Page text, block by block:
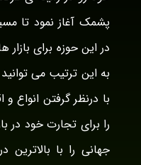
پشمک آغاز نمود تا
در این حوزه برای
به این ترتیب می
با درنظر گرفتن انواع
را برای تجارت خود در
جهانی را با